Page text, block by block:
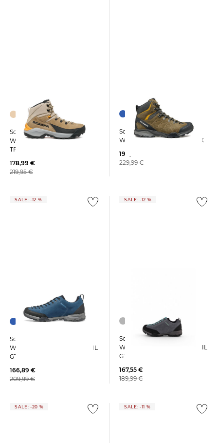
Scarpa | Herren
Wanderschuhe MUSTANG
TRK GTX
178,99 €
219,95 €
Scarpa | Herren
Wanderschuhe ZG TREK GTX
194,45 €
229,99 €
SALE: -12 %
Scarpa | Herren
Wanderschuhe MOJITO TRAIL
GTX
166,89 €
209,99 €
SALE: -12 %
Scarpa | Damen
Wanderschuhe MOJITO TRAIL
GTX
167,55 €
189,99 €
SALE: -20 % SALE: -11 %